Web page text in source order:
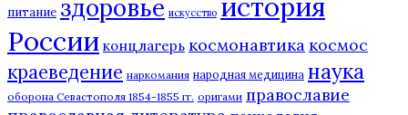
питание здоровье искусство
России концлагерь космонавтика космос
краеведение наркомания народная медицина наука
оборона Севастополя 1854-1855 гг. оригами православие